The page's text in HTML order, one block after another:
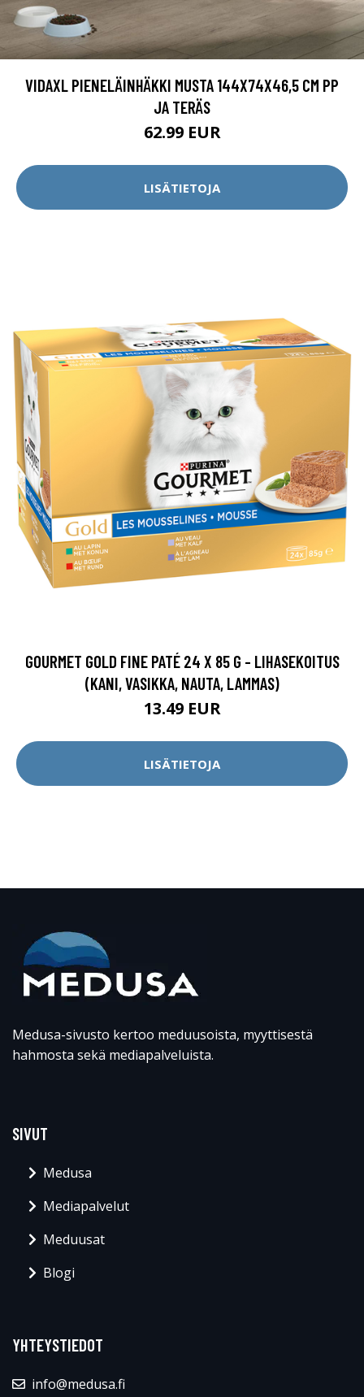
VIDAXL PIENELÄINHÄKKI MUSTA 144X74X46,5 CM PP
JA TERÄS
62.99 EUR
LISÄTIETOJA
GOURMET GOLD FINE PATÉ 24 X 85 G - LIHASEKOITUS
(KANI, VASIKKA, NAUTA, LAMMAS)
13.49 EUR
LISÄTIETOJA
Medusa-sivusto kertoo meduusoista, myyttisestä
hahmosta sekä mediapalveluista.
SIVUT
Medusa
Mediapalvelut
Meduusat
Blogi
YHTEYSTIEDOT
info@medusa.fi